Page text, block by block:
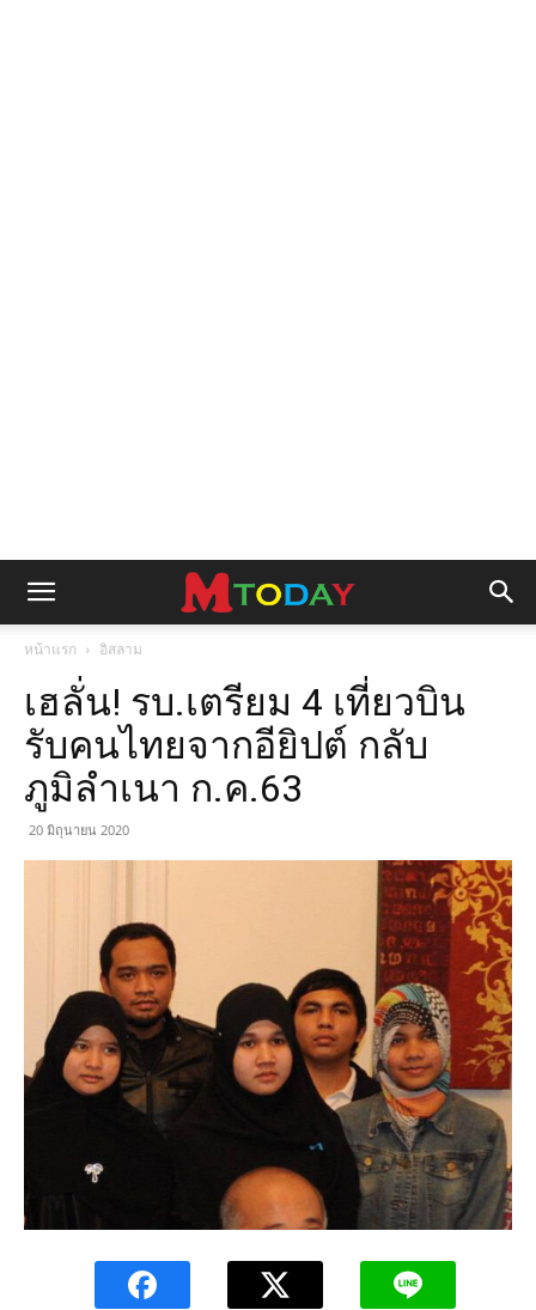
หน้าแรก อิสลาม
เฮลั่น! รบ.เตรียม 4 เที่ยวบิน
รับคนไทยจากอียิปต์ กลับ
ภูมิลำเนา ก.ค.63
20 มิถุนายน 2020